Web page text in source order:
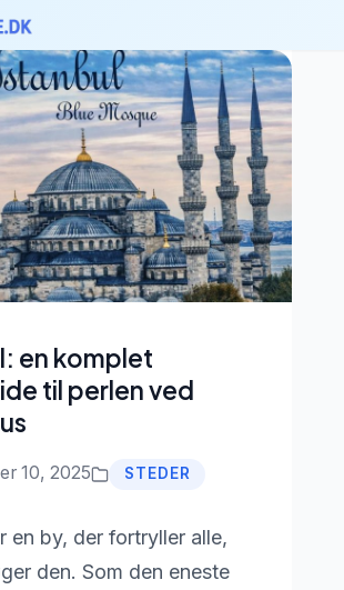
en komplet
til perlen ved
10, 2025 STEDER
en by, der fortryller alle,
den. Som den eneste